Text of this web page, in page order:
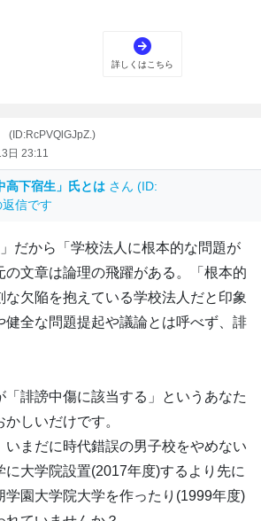
(ID:RcPVQlGJpZ.)
日 23:11
高下宿生」氏とは さん (ID:
信です
だから「学校法人に根本的な問題が
の文章は論理の飛躍がある。「根本的
な欠陥を抱えている学校法人だと印象
健全な問題提起や議論とは呼べず、誹
「誹謗中傷に該当する」というあなた
しいだけです。
いまだに時代錯誤の男子校をやめない
に大学院設置(2017年度)するより先に
学園大学院大学を作ったり(1999年度)